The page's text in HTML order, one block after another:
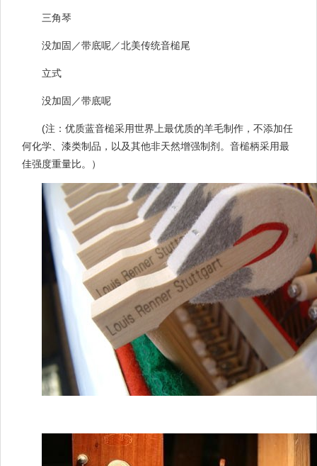
三角琴
没加固／带底呢／北美传统音槌尾
立式
没加固／带底呢
(注：优质蓝音槌采用世界上最优质的羊毛制作，不添加任
何化学、漆类制品，以及其他非天然增强制剂。音槌柄采用最
佳强度重量比。）